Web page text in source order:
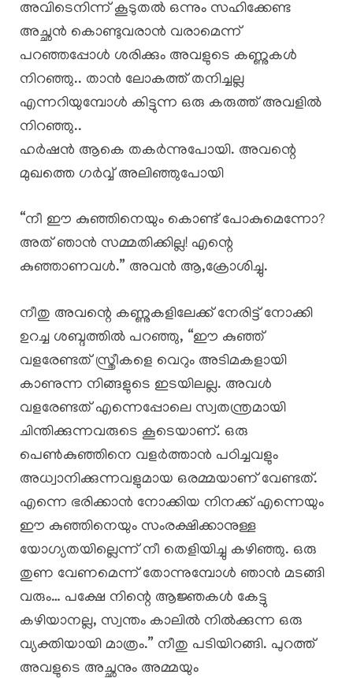
അവിടെനിന്ന് കൂടുതൽ ഒന്നും സഹിക്കേണ്ട
അച്ഛൻ കൊണ്ടുവരാൻ വരാമെന്ന്
പറഞ്ഞപ്പോൾ ശരിക്കും അവളുടെ കണ്ണുകൾ
നിറഞ്ഞു.. താൻ ലോകത്ത് തനിച്ചല്ല
എന്നറിയുമ്പോൾ കിട്ടുന്ന ഒരു കരുത്ത് അവളിൽ
നിറഞ്ഞു..
​ഹർഷൻ ആകെ തകർന്നുപോയി. അവന്റെ
മുഖത്തെ ഗർവ്വ് അലിഞ്ഞുപോയി
“നീ ഈ കുഞ്ഞിനെയും കൊണ്ട് പോകുമെന്നോ?
അത് ഞാൻ സമ്മതിക്കില്ല! എന്റെ
കുഞ്ഞാണവൾ.” അവൻ ആ,ക്രോശിച്ചു.
​നീതു അവന്റെ കണ്ണുകളിലേക്ക് നേരിട്ട് നോക്കി
ഉറച്ച ശബ്ദത്തിൽ പറഞ്ഞു, “ഈ കുഞ്ഞ്
വളരേണ്ടത് സ്ത്രീകളെ വെറും അടിമകളായി
കാണുന്ന നിങ്ങളുടെ ഇടയിലല്ല. അവൾ
വളരേണ്ടത് എന്നെപ്പോലെ സ്വതന്ത്രമായി
ചിന്തിക്കുന്നവരുടെ കൂടെയാണ്. ഒരു
പെൺകുഞ്ഞിനെ വളർത്താൻ പഠിച്ചവളും
അധ്വാനിക്കുന്നവളുമായ ഒരമ്മയാണ് വേണ്ടത്.
എന്നെ ഭരിക്കാൻ നോക്കിയ നിനക്ക് എന്നെയും
ഈ കുഞ്ഞിനെയും സംരക്ഷിക്കാനുള്ള
യോഗ്യതയില്ലെന്ന് നീ തെളിയിച്ചു കഴിഞ്ഞു. ഒരു
തുണ വേണമെന്ന് തോന്നുമ്പോൾ ഞാൻ മടങ്ങി
വരും… പക്ഷേ നിന്റെ ആജ്ഞകൾ കേട്ടു
കഴിയാനല്ല, സ്വന്തം കാലിൽ നിൽക്കുന്ന ഒരു
വ്യക്തിയായി മാത്രം.” നീതു പടിയിറങ്ങി. പുറത്ത്
അവളുടെ അച്ഛനും അമ്മയും